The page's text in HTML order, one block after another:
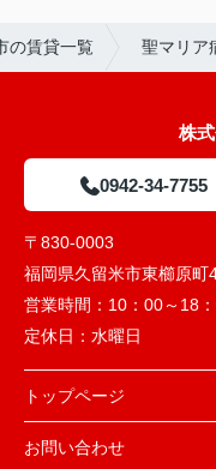
の賃貸一覧 聖マリア
株
0942-34-7755
〒830-0003
福岡県久留米市東櫛原
営業時間： 10：00～18
定休日： 水曜日
トップページ
お問い合わせ